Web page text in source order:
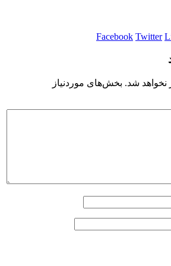
Facebook Twitter
نخواهد شد. بخش‌های موردنیاز